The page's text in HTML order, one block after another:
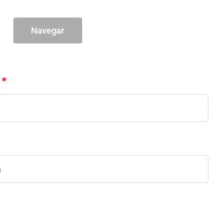
Navegar
*